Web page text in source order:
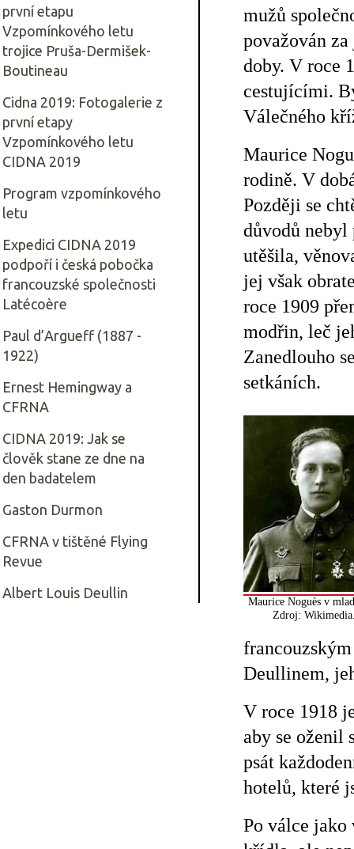
mužů
považován
doby. V roce
cestujícími.
Válečného
Maurice
rodině. V
Později se
důvodů
utěšila,
jej však
roce 1909
modřin, leč
Zanedlouho
setkáních.
Maurice Noguès v
Zdroj:
Deullinem,
V roce 1918
aby se oženil
psát
hotelů, které
Po válce
první etapu
Vzpomínkového letu
trojice Pruša-Dermišek-
Boutineau
Cidna 2019: Fotogalerie z
první etapy
Vzpomínkového letu
CIDNA 2019
Program vzpomínkového
letu
Expedici CIDNA 2019
podpoří i česká pobočka
francouzské společnosti
Latécoère
Paul d’Argueff (1887 -
1922)
Ernest Hemingway a
CFRNA
CIDNA 2019: Jak se
člověk stane ze dne na
den badatelem
Gaston Durmon
CFRNA v tištěné Flying
Revue
Albert Louis Deullin